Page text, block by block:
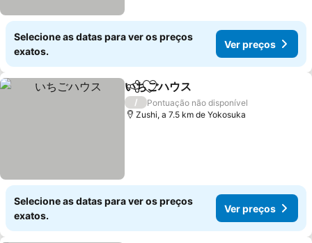
Selecione as datas para ver os preços
exatos.
Ver preços
PartilharAdicionar aos favoritos
いちごハウス
/
Pontuação não disponível
Zushi, a 7.5 km de Yokosuka
Selecione as datas para ver os preços
exatos.
Ver preços